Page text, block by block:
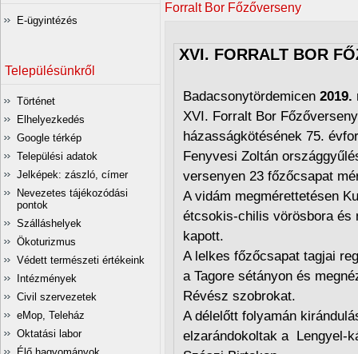
E-ügyintézés
Településünkről
Történet
Elhelyezkedés
Google térkép
Települési adatok
Jelképek: zászló, címer
Nevezetes tájékozódási
pontok
Szálláshelyek
Ökoturizmus
Védett természeti értékeink
Intézmények
Civil szervezetek
eMop, Teleház
Oktatási labor
Forralt Bor Főzőverseny
XVI. FORRALT BOR
Badacsonytördemicen 2019.
XVI. Forralt Bor
házasságkötésének 75.
Fenyvesi Zoltán
versenyen 23 főzőcsapat
A vidám megmérettetésen
étcsokis-chilis vörösbora és
kapott.
A lelkes főzőcsapat tagjai
a Tagore sétányon és
Révész szobrokat.
A délelőtt folyamán
elzarándokoltak a Lengyel-